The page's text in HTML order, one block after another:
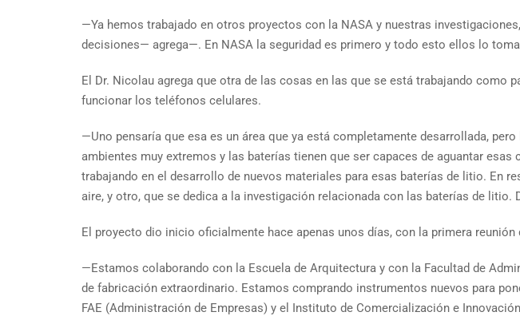
—Ya hemos trabajado en otros proyectos con la NASA y nuestras
decisiones— agrega—. En NASA la seguridad es primero y todo esto ellos lo
El Dr. Nicolau agrega que otra de las cosas en las que se está trabajando
funcionar los teléfonos celulares.
—Uno pensaría que esa es un área que ya está completamente desarrollada,
ambientes muy extremos y las baterías tienen que ser capaces de aguantar
trabajando en el desarrollo de nuevos materiales para esas baterías de litio. En
aire, y otro, que se dedica a la investigación relacionada con las baterías de
El proyecto dio inicio oficialmente hace apenas unos días, con la primera
—Estamos colaborando con la Escuela de Arquitectura y con la Facultad de
de fabricación extraordinario. Estamos comprando instrumentos nuevos para
FAE (Administración de Empresas) y el Instituto de Comercialización e